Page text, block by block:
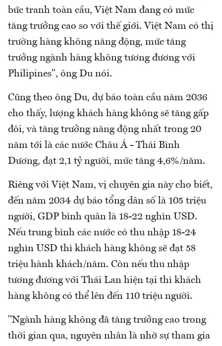
bức tranh toàn cầu, Việt Nam đang có mức
tăng trưởng cao so với thế giới. Việt Nam có thị
trường hàng không năng động, mức tăng
trưởng ngành hàng không tương đương với
Philipines", ông Du nói.
Cũng theo ông Du, dự báo toàn cầu năm 2036
cho thấy, lượng khách hàng không sẽ tăng gấp
đôi, và tăng trưởng năng động nhất trong 20
năm tới là các nước Châu Á - Thái Bình
Dương, đạt 2,1 tỷ người, mức tăng 4,6%/năm.
Riêng với Việt Nam, vị chuyên gia này cho biết,
đến năm 2034 dự báo tổng dân số là 105 triệu
người, GDP bình quân là 18-22 nghìn USD.
Nếu trung bình các nước có thu nhập 18-24
nghìn USD thì khách hàng không sẽ đạt 58
triệu hành khách/năm. Còn nếu thu nhập
tương đương với Thái Lan hiện tại thì khách
hàng không có thể lên đến 110 triệu người.
"Ngành hàng không đã tăng trưởng cao trong
thời gian qua, nguyên nhân là nhờ sự tham gia